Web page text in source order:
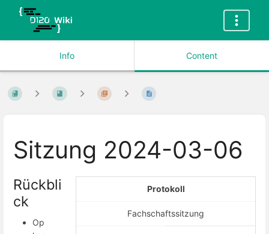
Info Content
Sitzung 2024-03-06
Protokoll
Fachschaftssitzung
Rückbli
ck
Op